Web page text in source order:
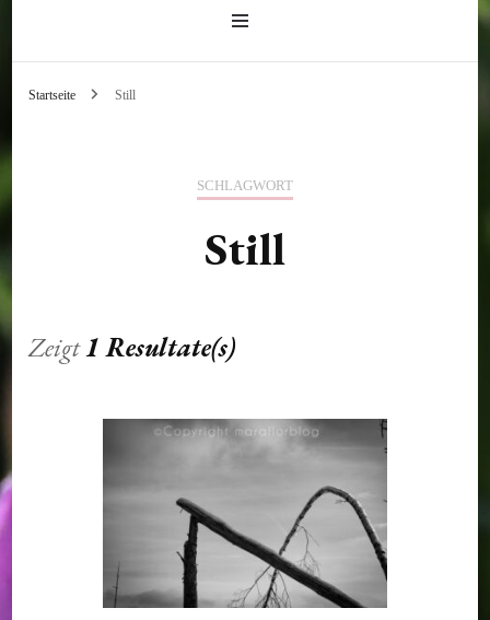
Startseite Still
SCHLAGWORT
Still
Zeigt1 Resultate(s)